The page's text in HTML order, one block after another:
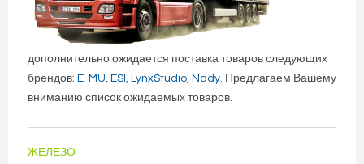
дополнительно ожидается поставка товаров следующих
брендов: E-MU, ESI , LynxStudio, Nady. Предлагаем Вашему
вниманию список ожидаемых товаров.
ЖЕЛЕЗО